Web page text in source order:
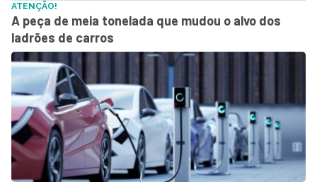
ATENÇÃO!
A peça de meia tonelada que mudou o alvo dos
ladrões de carros